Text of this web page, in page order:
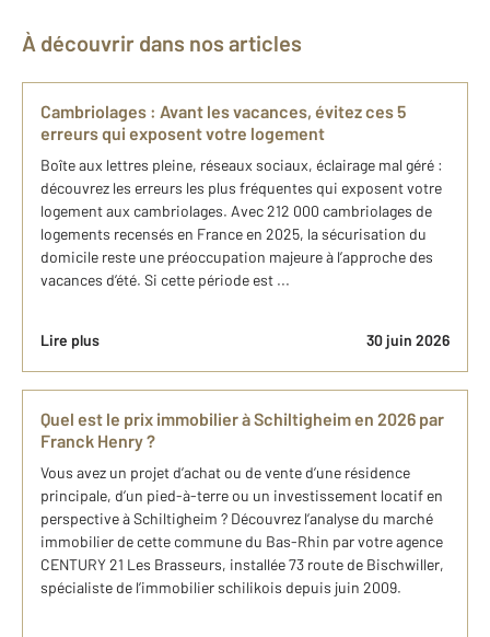
À découvrir dans nos articles
Cambriolages : Avant les vacances, évitez ces 5
erreurs qui exposent votre logement
Boîte aux lettres pleine, réseaux sociaux, éclairage mal géré :
découvrez les erreurs les plus fréquentes qui exposent votre
logement aux cambriolages. Avec 212 000 cambriolages de
logements recensés en France en 2025, la sécurisation du
domicile reste une préoccupation majeure à l’approche des
vacances d’été. Si cette période est ...
Lire plus 30 juin 2026
Quel est le prix immobilier à Schiltigheim en 2026 par
Franck Henry ?
Vous avez un projet d’achat ou de vente d’une résidence
principale, d’un pied-à-terre ou un investissement locatif en
perspective à Schiltigheim ? Découvrez l’analyse du marché
immobilier de cette commune du Bas-Rhin par votre agence
CENTURY 21 Les Brasseurs, installée 73 route de Bischwiller,
spécialiste de l’immobilier schilikois depuis juin 2009.